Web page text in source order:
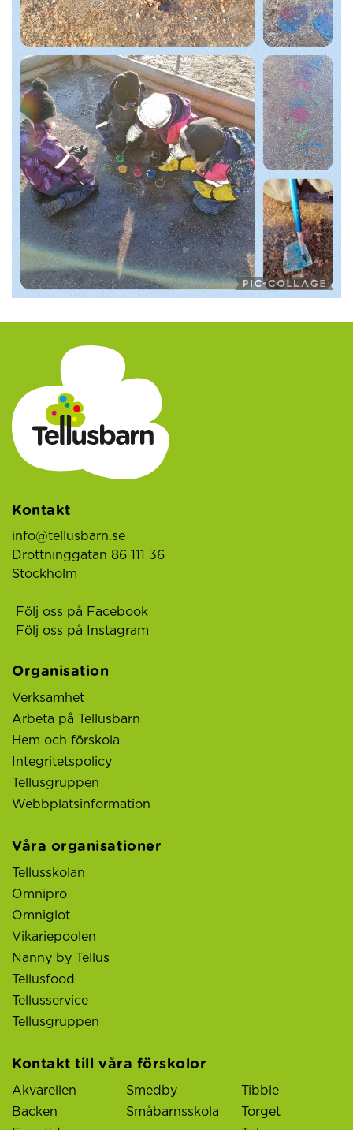
Kontakt
info@tellusbarn.se
Drottninggatan 86 111 36
Stockholm
Följ oss på Facebook
Följ oss på Instagram
Organisation
Verksamhet
Arbeta på Tellusbarn
Hem och förskola
Integritetspolicy
Tellusgruppen
Webbplatsinformation
Våra organisationer
Tellusskolan
Omnipro
Omniglot
Vikariepoolen
Nanny by Tellus
Tellusfood
Tellusservice
Tellusgruppen
Kontakt till våra förskolor
Akvarellen
Backen
Smedby
Småbarnsskola
Tibble
Torget